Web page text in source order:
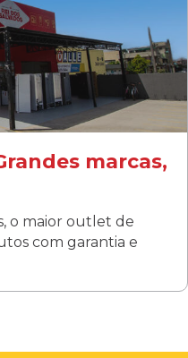
Curitiba –PR
19h00
marcas,
o maior outlet de
com garantia e